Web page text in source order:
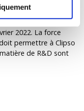
les plafonds et les
(Haut-Rhin) fait
2022. La force
permettre à Clipso
de R&D sont